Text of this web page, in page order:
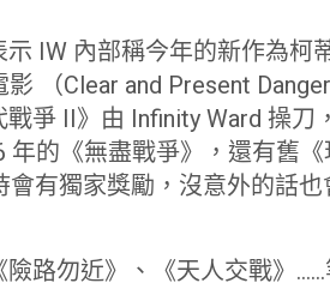
示 IW 內部稱今年的新作為柯
（Clear and Present
爭 II》由 Infinity Ward 操刀
年的《無盡戰爭》，還有舊
會有獨家獎勵，沒意外的話
路勿近》、《天人交戰》